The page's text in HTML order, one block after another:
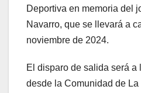
Deportiva en memoria del
Navarro, que se llevará a
noviembre de 2024.
El disparo de salida será a
desde la Comunidad de